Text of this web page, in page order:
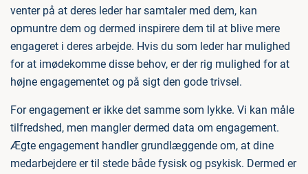
venter på at deres leder har samtaler med dem, kan
opmuntre dem og dermed inspirere dem til at blive mere
engageret i deres arbejde. Hvis du som leder har mulighed
for at imødekomme disse behov, er der rig mulighed for at
højne engagementet og på sigt den gode trivsel.
For engagement er ikke det samme som lykke. Vi kan måle
tilfredshed, men mangler dermed data om engagement.
Ægte engagement handler grundlæggende om, at dine
medarbejdere er til stede både fysisk og psykisk. Dermed er